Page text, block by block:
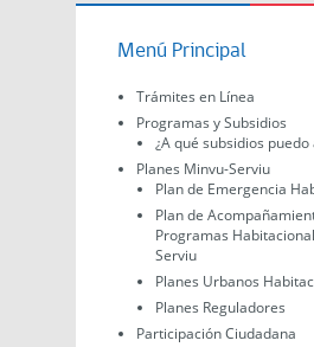
Menú Principal
Trámites en Línea
Programas y Subsidios
¿A qué subsidios puedo
Planes Minvu-Serviu
Plan de Emergencia
Plan de
Programas
Serviu
Planes Urbanos
Planes Reguladores
Participación Ciudadana